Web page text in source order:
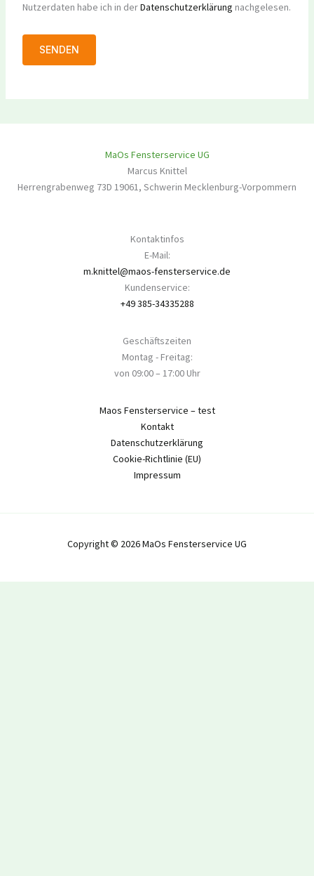
Nutzerdaten habe ich in derDatenschutzerklärung nachgelesen.
MaOs Fensterservice UG
Marcus Knittel
Herrengrabenweg 73D 19061, Schwerin Mecklenburg-Vorpommern
Kontaktinfos
E-Mail:
m.knittel@maos-fensterservice.de
Kundenservice:
+49 385-34335288
Geschäftszeiten
Montag - Freitag:
von 09:00 – 17:00 Uhr
Maos Fensterservice – test
Kontakt
Datenschutzerklärung
Cookie-Richtlinie (EU)
Impressum
Copyright © 2026 MaOs Fensterservice UG